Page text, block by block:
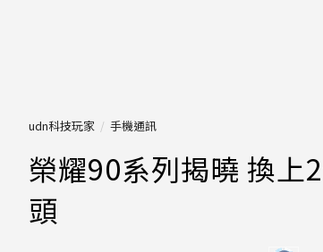
udn科技玩家 手機通訊
榮耀90系列揭曉 換上
頭